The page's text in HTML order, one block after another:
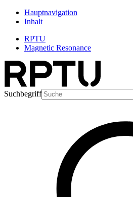
Hauptnavigation
Inhalt
RPTU
Magnetic Resonance
Suchbegriff